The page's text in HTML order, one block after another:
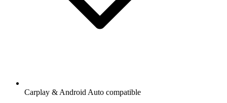
Carplay & Android Auto compatible